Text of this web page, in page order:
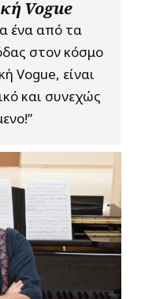
Vogue
ένα από τα
στον κόσμο
Vogue, είναι
και συνεχώς